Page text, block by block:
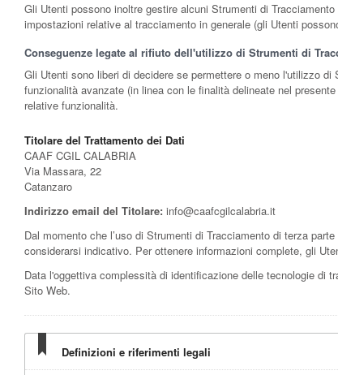
Gli Utenti possono inoltre gestire alcuni Strumenti di
impostazioni relative al tracciamento in generale (gli Utenti
Conseguenze legate al rifiuto dell'utilizzo di Strumenti di
Gli Utenti sono liberi di decidere se permettere o meno l'utilizzo
funzionalità avanzate (in linea con le finalità delineate nel
relative funzionalità.
Titolare del Trattamento dei Dati
CAAF CGIL CALABRIA
Via Massara, 22
Catanzaro
Indirizzo email del Titolare: info@caafcgilcalabria.it
Dal momento che l’uso di Strumenti di Tracciamento di terza
considerarsi indicativo. Per ottenere informazioni complete, gli
Data l'oggettiva complessità di identificazione delle tecnologie di
Sito Web.
Definizioni e riferimenti legali